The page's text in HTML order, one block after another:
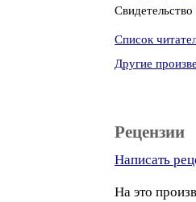
Список
Другие
Рецензии
Написать
На это